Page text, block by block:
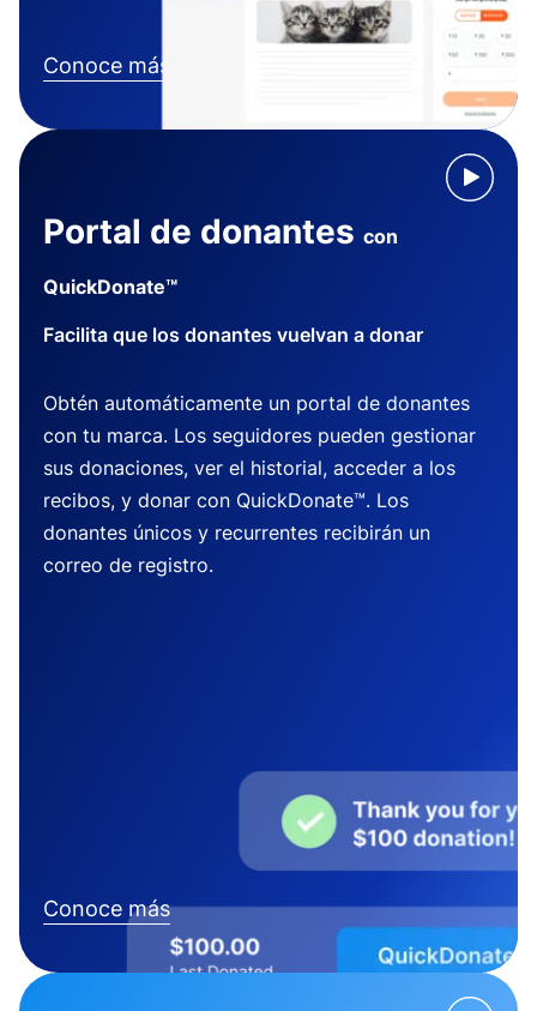
Conoce más
Portal de donantes con
QuickDonate™
Facilita que los donantes vuelvan a donar
Obtén automáticamente un portal de donantes
con tu marca. Los seguidores pueden gestionar
sus donaciones, ver el historial, acceder a los
recibos, y donar con QuickDonate™. Los
donantes únicos y recurrentes recibirán un
correo de registro.
Conoce más